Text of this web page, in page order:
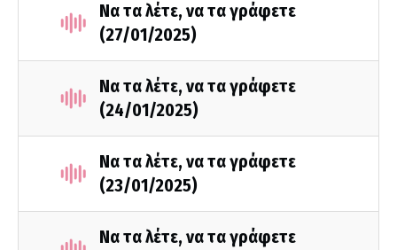
Να τα λέτε, να τα γράφετε
(27/01/2025)
Να τα λέτε, να τα γράφετε
(24/01/2025)
Να τα λέτε, να τα γράφετε
(23/01/2025)
Να τα λέτε, να τα γράφετε